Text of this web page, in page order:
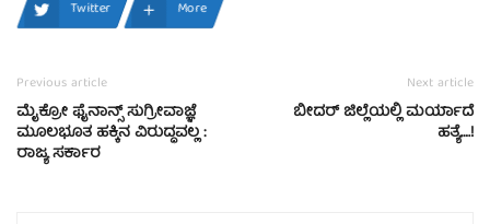
Twitter
More
Previous article
ಮೈಕ್ರೋ ಫೈನಾನ್ಸ್ ಸುಗ್ರೀವಾಜ್ಞೆ
ಮೂಲಭೂತ ಹಕ್ಕಿನ ವಿರುದ್ಧವಲ್ಲ :
ರಾಜ್ಯ ಸರ್ಕಾರ
Next article
ಬೀದರ್ ಜಿಲ್ಲೆಯಲ್ಲಿ ಮರ್ಯಾದೆ
ಹತ್ಯೆ….!